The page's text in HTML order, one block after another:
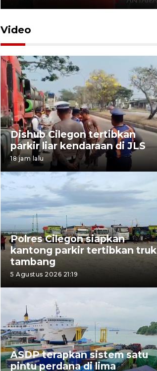
Video
Dishub Cilegon tertibkan
parkir liar kendaraan di JLS
18 jam lalu
Polres Cilegon siapkan
kantong parkir tertibkan truk
tambang
5 Agustus 2026 21:19
ASDP terapkan sistem satu
pintu perdana di lima